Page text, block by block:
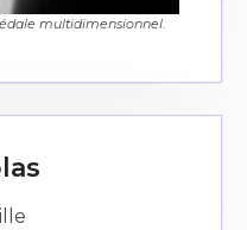
multidimensionnel.